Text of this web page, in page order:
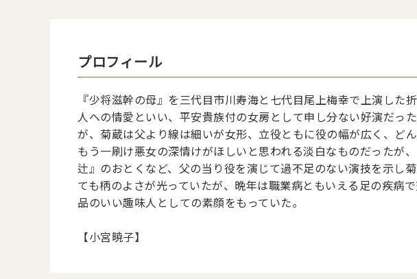
プロフィール
『少将滋幹の母』を三代目市川寿海と七代目尾上梅幸で上演し
人への情愛といい、平安貴族付の女房として申し分ない好演だっ
が、菊蔵は父より線は細いが女形、立役ともに役の幅が広く、ど
もう一刷け悪女の深情けがほしいと思われる淡白なものだったが
辻』のおとくなど、父の当り役を演じて過不足のない演技を示し
ても柄のよさが光っていたが、晩年は職業病ともいえる足の疾病
品のいい趣味人としての素顔をもっていた。
【小宮暁子】